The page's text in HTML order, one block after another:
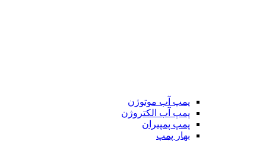
پمپ آب موتوژن
پمپ آب الکتروژن
پمپ پمپیران
بهار پمپ